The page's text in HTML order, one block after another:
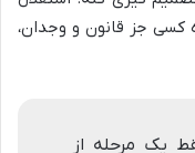
کسی جز قانون و وجدان،
یک مرحله از